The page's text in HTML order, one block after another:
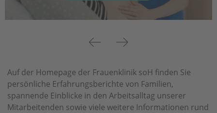
Previous Next
Auf der Homepage der Frauenklinik soH finden Sie
persönliche Erfahrungsberichte von Familien,
spannende Einblicke in den Arbeitsalltag unserer
Mitarbeitenden sowie viele weitere Informationen rund